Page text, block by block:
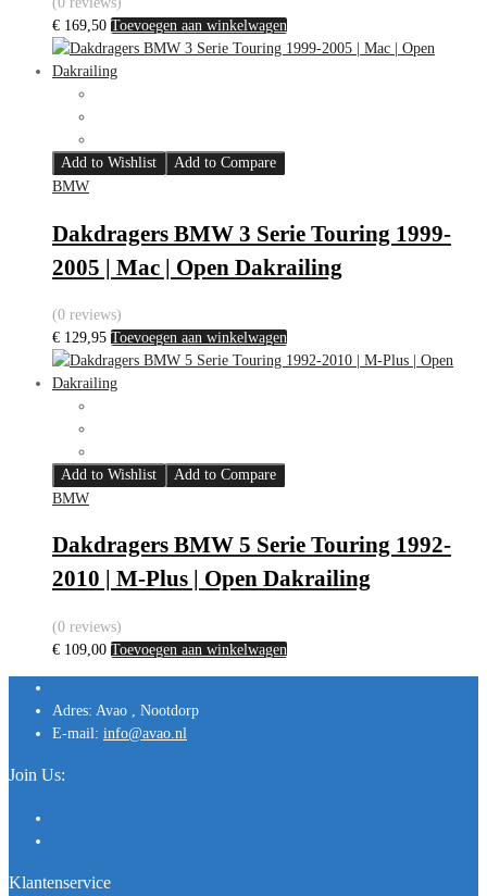
€ 169,50 Toevoegen aan winkelwagen
Add to Wishlist
Add to Compare
BMW
Dakdragers BMW 3 Serie Touring 1999-
2005 | Mac | Open Dakrailing
(0 reviews)
€ 129,95 Toevoegen aan winkelwagen
Add to Wishlist
Add to Compare
BMW
Dakdragers BMW 5 Serie Touring 1992-
2010 | M-Plus | Open Dakrailing
(0 reviews)
€ 109,00 Toevoegen aan winkelwagen
Adres: Avao , Nootdorp
E-mail: info@avao.nl
Join Us:
Klantenservice